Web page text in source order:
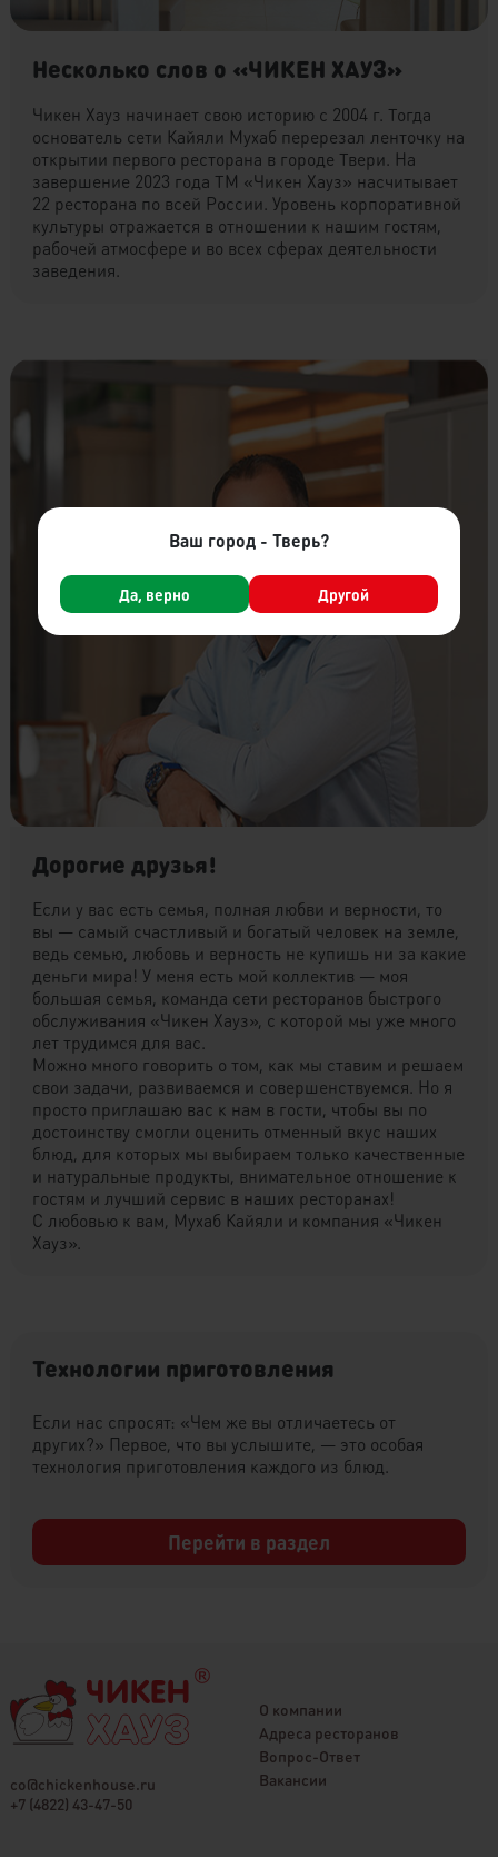
Ваш город - Тверь?
Да, верно Другой
Несколько слов о «ЧИКЕН ХАУЗ»
Чикен Хауз начинает свою историю с 2004 г. Тогда
основатель сети Кайяли Мухаб перерезал ленточку на
открытии первого ресторана в городе Твери. На
завершение 2023 года ТМ «Чикен Хауз» насчитывает
22 ресторана по всей России. Уровень корпоративной
культуры отражается в отношении к нашим гостям,
рабочей атмосфере и во всех сферах деятельности
заведения.
Дорогие друзья!
Если у вас есть семья, полная любви и верности, то
вы — самый счастливый и богатый человек на земле,
ведь семью, любовь и верность не купишь ни за какие
деньги мира! У меня есть мой коллектив — моя
большая семья, команда сети ресторанов быстрого
обслуживания «Чикен Хауз», с которой мы уже много
лет трудимся для вас.
Можно много говорить о том, как мы ставим и решаем
свои задачи, развиваемся и совершенствуемся. Но я
просто приглашаю вас к нам в гости, чтобы вы по
достоинству смогли оценить отменный вкус наших
блюд, для которых мы выбираем только качественные
и натуральные продукты, внимательное отношение к
гостям и лучший сервис в наших ресторанах!
С любовью к вам, Мухаб Кайяли и компания «Чикен
Хауз».
Технологии приготовления
Если нас спросят: «Чем же вы отличаетесь от
других?» Первое, что вы услышите, — это особая
технология приготовления каждого из блюд.
Перейти в раздел
co@chickenhouse.ru
+7 (4822) 43-47-50
О компании
Адреса ресторанов
Вопрос-Ответ
Вакансии